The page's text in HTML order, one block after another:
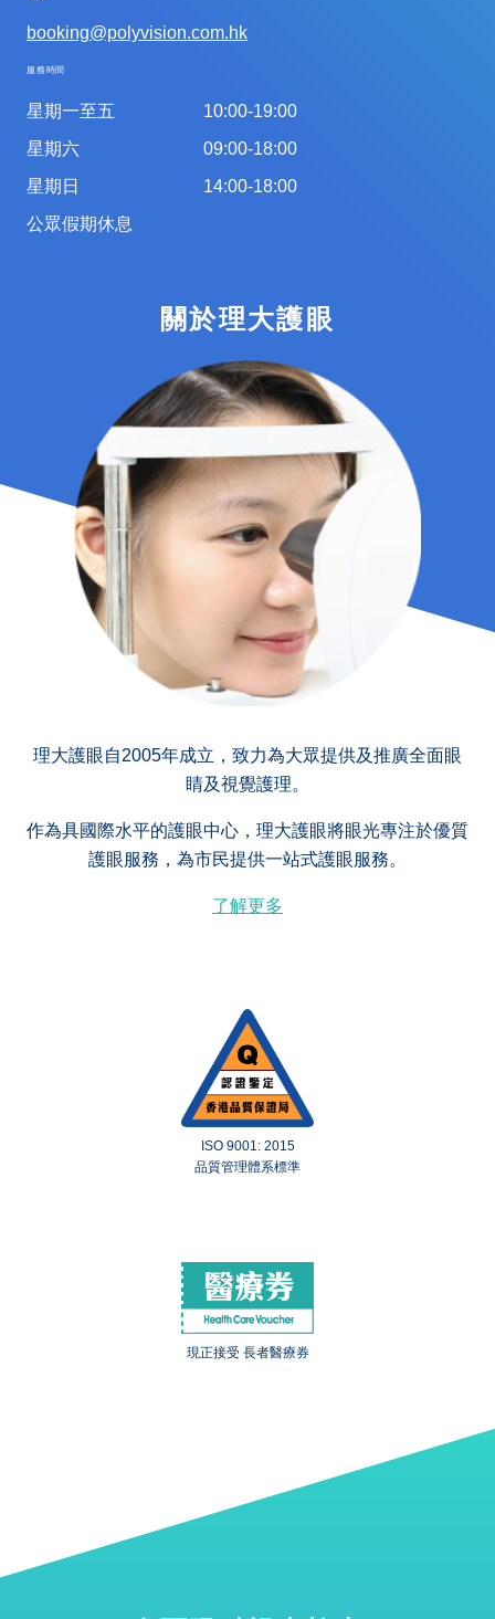
booking@polyvision.com.hk
服務時間
星期一至五
星期六
星期日
公眾假期休息
10:00-19:00
09:00-18:00
14:00-18:00
關於理大護眼
理大護眼自2005年成立，致力為大眾提供及推廣全面眼
睛及視覺護理。
作為具國際水平的護眼中心，理大護眼將眼光專注於優質
護眼服務，為市民提供一站式護眼服務。
了解更多
ISO 9001: 2015
品質管理體系標準
現正接受 長者醫療券